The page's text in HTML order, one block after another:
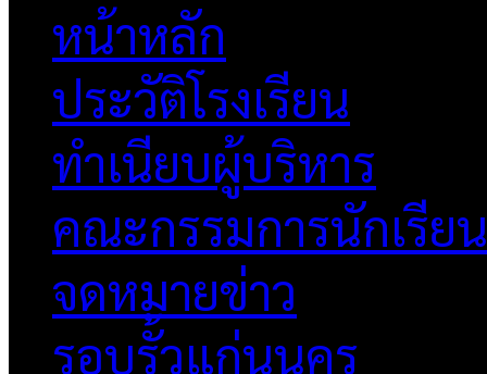
หน้าหลัก
ประวัติโรงเรียน
ทำเนียบผู้บริหาร
คณะกรรมการนักเรียน
จดหมายข่าว
รอบรั้วแก่นนคร